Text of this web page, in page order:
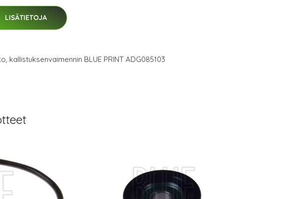
LISÄTIETOJA
kallistuksenvaimennin BLUE PRINT ADG085103